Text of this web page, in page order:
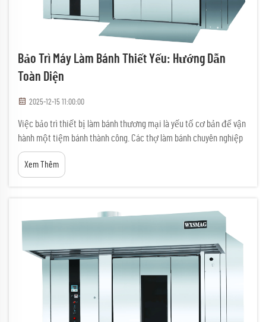
Bảo Trì Máy Làm Bánh Thiết Yếu: Hướng Dẫn
Toàn Diện
2025-12-15 11:00:00
Việc bảo trì thiết bị làm bánh thương mại là yếu tố cơ bản để vận
hành một tiệm bánh thành công. Các thợ làm bánh chuyên nghiệp
hiểu rằng các quy trình bảo trì đúng cách không chỉ kéo dài tuổi
thọ thiết bị mà còn đảm bảo chất lượng sản phẩm ổn định và
giảm...
Xem Thêm